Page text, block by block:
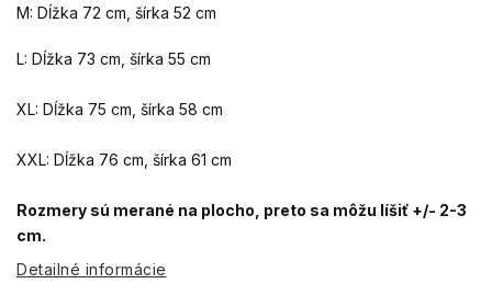
M: Dĺžka 72 cm, šírka 52 cm
L: Dĺžka 73 cm, šírka 55 cm
XL: Dĺžka 75 cm, šírka 58 cm
XXL: Dĺžka 76 cm, šírka 61 cm
Rozmery sú merané na plocho, preto sa môžu líšiť +/- 2-3
cm.
Detailné informácie